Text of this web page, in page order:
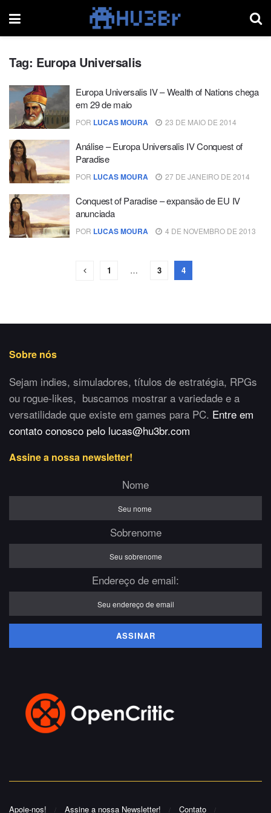
Tag: Europa Universalis
Europa Universalis IV – Wealth of Nations chega
em 29 de maio
POR LUCAS MOURA 23 DE MAIO DE 2014
Análise – Europa Universalis IV Conquest of
Paradise
POR LUCAS MOURA 27 DE JANEIRO DE 2014
Conquest of Paradise – expansão de EU IV
anunciada
POR LUCAS MOURA 4 DE NOVEMBRO DE 2013
1 … 3 4
Sobre nós
Sejam indies, simuladores, títulos de estratégia, RPGs
ou rogue-likes, buscamos mostrar a variedade e a
versatilidade que existe em games para PC. Entre em
contato conosco pelo lucas@hu3br.com
Assine a nossa newsletter!
Nome
Sobrenome
Endereço de email:
Apoie-nos! Assine a nossa Newsletter! Contato